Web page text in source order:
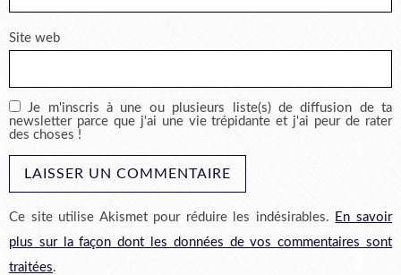
Site web
Je m'inscris à une ou plusieurs liste(s) de diffusion de ta
newsletter parce que j'ai une vie trépidante et j'ai peur de rater
des choses !
Ce site utilise Akismet pour réduire les indésirables. En savoir
plus sur la façon dont les données de vos commentaires sont
traitées.